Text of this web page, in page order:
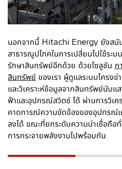
นอกจากนี้ Hitachi Energy ยังสนั
สาธารณูปโภคในการเปลี่ยนไปใช้ระ
รักษาสินทรัพย์อีกด้วย ด้วยโซลูชัน ก
สินทรัพย์ ของเรา ผู้ดูแลระบบโครงข่
และวิเคราะห์ข้อมูลจากสินทรัพย์นับแ
ฟ้าและอุปกรณ์สวิตช์ ได้ ผ่านการวิเค
คาดการณ์ความขัดข้องของอุปกรณ์
ลงได้ ขณะที่ยกระดับความน่าเชื่อถือ
การกระจายพลังงานไปพร้อมกัน